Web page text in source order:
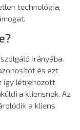
technológia,
irányába.
és ezt
így létrehozott
a kliensnek. Az
a kliens